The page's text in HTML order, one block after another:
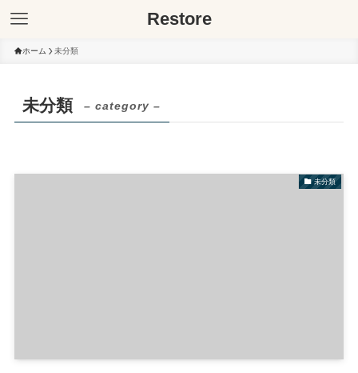
Restore
ホーム 未分類
未分類 – category –
未分類